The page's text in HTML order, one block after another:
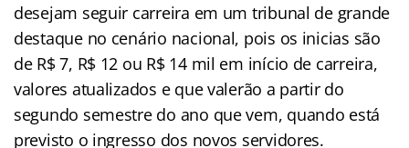
desejam seguir carreira em um tribunal de grande
destaque no cenário nacional, pois os inicias são
de R$ 7, R$ 12 ou R$ 14 mil em início de carreira,
valores atualizados e que valerão a partir do
segundo semestre do ano que vem, quando está
previsto o ingresso dos novos servidores.